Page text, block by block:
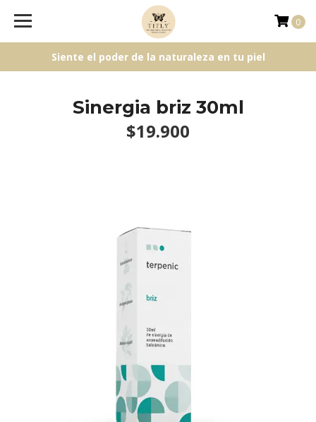
Siente el poder de la naturaleza en tu piel
0
Sinergia briz 30ml
$19.900